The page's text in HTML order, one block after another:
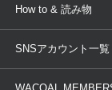
OUR WACOAL
WACOAL
ブラ無料診断
新着情報
商品回収
How to & 読み物
下着の基礎知識
SNSアカウント一覧